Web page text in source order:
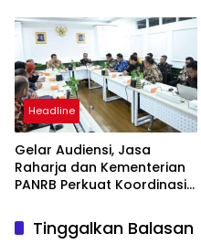
Sentosa II
Headline
Gelar Audiensi, Jasa
Raharja dan Kementerian
PANRB Perkuat Koordinasi
dan SWDKLLJ
Tinggalkan Balasan